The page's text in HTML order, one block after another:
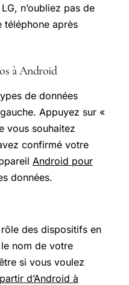
n’oubliez pas de
téléphone après
à Android
de données
Appuyez sur «
vous souhaitez
confirmé votre
Android pour
données.
des dispositifs en
nom de votre
si vous voulez
d’Android à